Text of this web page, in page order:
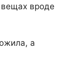
вроде
а